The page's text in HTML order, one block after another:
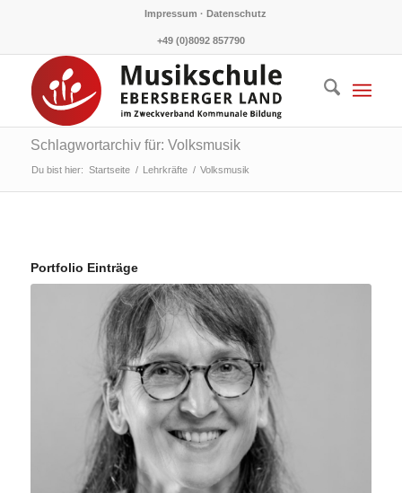
Impressum · Datenschutz
+49 (0)8092 857790
Schlagwortarchiv für: Volksmusik
Du bist hier: Startseite / Lehrkräfte / Volksmusik
Portfolio Einträge